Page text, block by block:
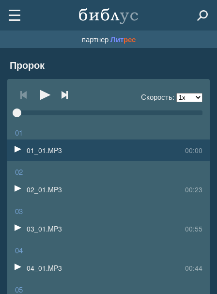
партнерЛитрес
Пророк
Скорость:
01
00:00
01_01.MP3
02
00:23
02_01.MP3
03
00:55
03_01.MP3
04
00:44
04_01.MP3
05